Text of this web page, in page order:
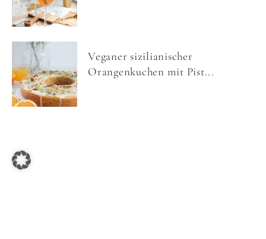
Veganer sizilianischer
Orangenkuchen mit Pist...